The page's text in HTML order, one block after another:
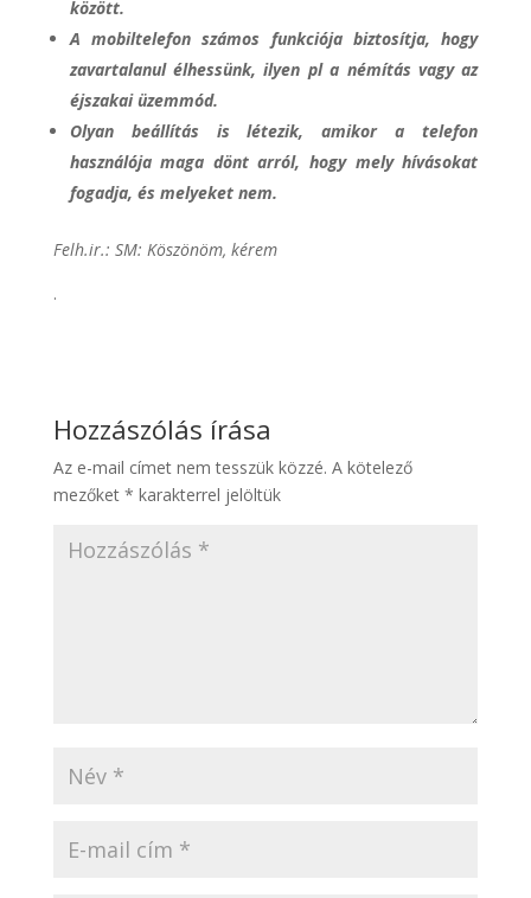
között.
A mobiltelefon számos funkciója biztosítja, hogy
zavartalanul élhessünk, ilyen pl a némítás vagy az
éjszakai üzemmód.
Olyan beállítás is létezik, amikor a telefon
használója maga dönt arról, hogy mely hívásokat
fogadja, és melyeket nem.
Felh.ir.: SM: Köszönöm, kérem
.
Hozzászólás írása
Az e-mail címet nem tesszük közzé. A kötelező
mezőket * karakterrel jelöltük